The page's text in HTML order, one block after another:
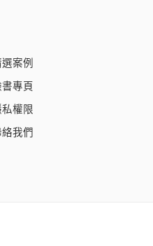
案例
書專頁
私權限
我們